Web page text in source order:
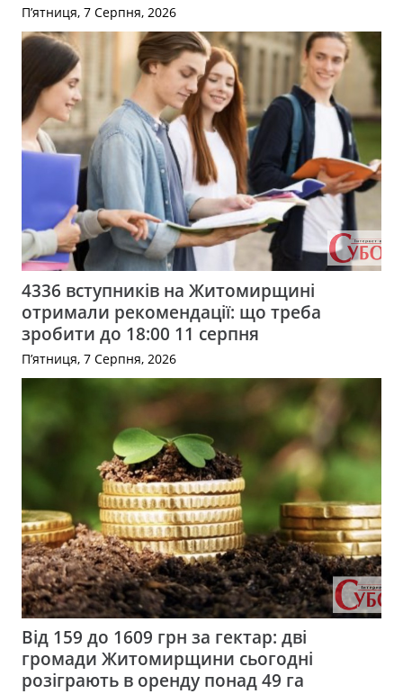
П’ятниця, 7 Серпня, 2026
4336 вступників на Житомирщині
отримали рекомендації: що треба
зробити до 18:00 11 серпня
П’ятниця, 7 Серпня, 2026
Від 159 до 1609 грн за гектар: дві
громади Житомирщини сьогодні
розіграють в оренду понад 49 га